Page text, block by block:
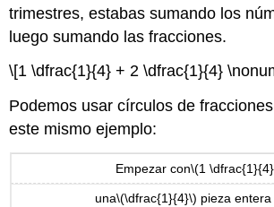
trimestres, estabas sumando los
luego sumando las fracciones.
\[1 \dfrac{1}{4} + 2 \dfrac{1}{4}
Podemos usar círculos de
este mismo ejemplo:
Empezar con\(1
una\(\dfrac{1}{4}\) pieza